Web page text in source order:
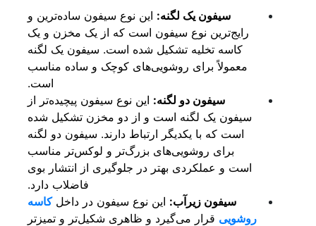
سیفون یک لگنه: این نوع سیفون ساده‌ترین و
رایج‌ترین نوع سیفون است که از یک مخزن و یک
کاسه تخلیه تشکیل شده است. سیفون یک لگنه
معمولاً برای روشویی‌های کوچک و ساده مناسب
است.
سیفون دو لگنه: این نوع سیفون پیچیده‌تر از
سیفون یک لگنه است و از دو مخزن تشکیل شده
است که با یکدیگر ارتباط دارند. سیفون دو لگنه
برای روشویی‌های بزرگ‌تر و لوکس‌تر مناسب
است و عملکردی بهتر در جلوگیری از انتشار بوی
فاضلاب دارد.
سیفون زیرآب: این نوع سیفون در داخلکاسه
روشویی قرار می‌گیرد و ظاهری شکیل‌تر و تمیزتر